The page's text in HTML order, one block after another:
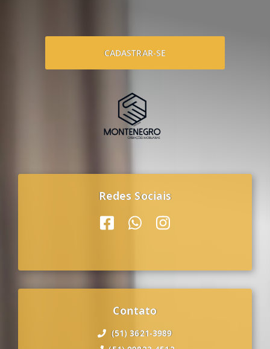
CADASTRAR-SE
Redes Sociais
Contato
(51) 3621-3989